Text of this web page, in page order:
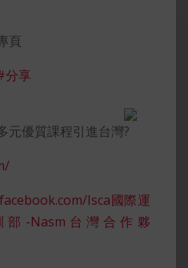
頁
分享
元優質課程引進台灣
Isca國際運
-Nasm台灣合作夥